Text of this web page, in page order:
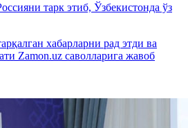
тарк этиб, Ўзбекистонда ўз
хабарларни рад этди ва
Zamon.uz саволларига жавоб